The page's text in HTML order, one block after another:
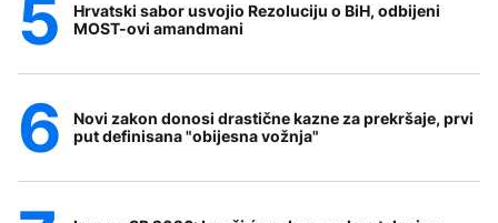
Hrvatski sabor usvojio Rezoluciju o BiH, odbijeni
MOST-ovi amandmani
Novi zakon donosi drastične kazne za prekršaje, prvi
put definisana "obijesna vožnja"